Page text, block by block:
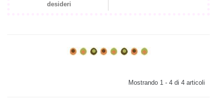
desideri
Mostrando 1 - 4 di 4 articoli